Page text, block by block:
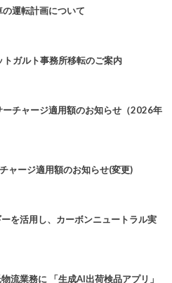
運転計画について
ガルト事務所移転のご案内
チャージ適用額のお知らせ（2026年
ージ適用額のお知らせ(変更)
を活用し、カーボンニュートラル実
流業務に 「生成AI出荷検品アプリ」